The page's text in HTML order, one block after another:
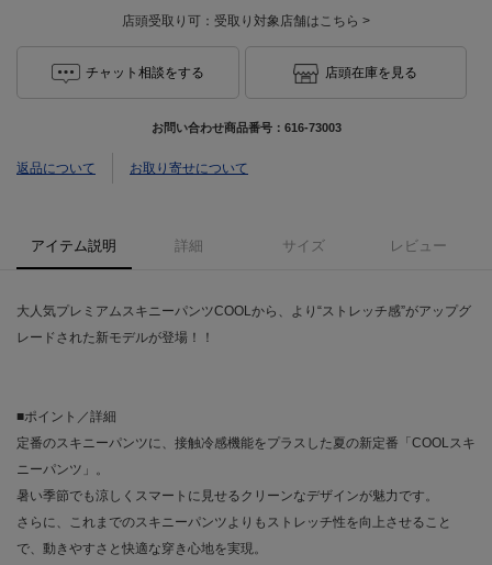
店頭受取り可： 受取り対象店舗はこちら >
チャット相談をする 店頭在庫を見る
お問い合わせ商品番号： 616-73003
返品について お取り寄せについて
アイテム説明 詳細 サイズ レビュー
大人気プレミアムスキニーパンツCOOLから、より“ストレッチ感”がアップグ
レードされた新モデルが登場！！
■ポイント／詳細
定番のスキニーパンツに、接触冷感機能をプラスした夏の新定番「COOLスキ
ニーパンツ」。
暑い季節でも涼しくスマートに見せるクリーンなデザインが魅力です。
さらに、これまでのスキニーパンツよりもストレッチ性を向上させること
で、動きやすさと快適な穿き心地を実現。